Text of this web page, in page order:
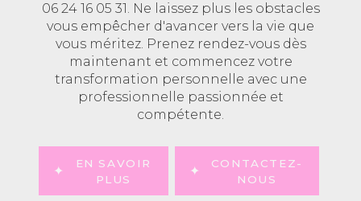
06 24 16 05 31. Ne laissez plus les obstacles
vous empêcher d'avancer vers la vie que
vous méritez. Prenez rendez-vous dès
maintenant et commencez votre
transformation personnelle avec une
professionnelle passionnée et
compétente.
EN SAVOIR
PLUS
CONTACTEZ-
NOUS